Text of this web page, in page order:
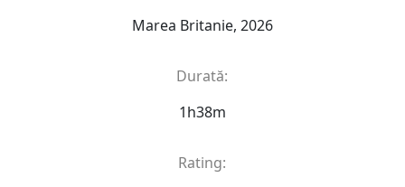
Marea Britanie, 2026
Durată:
1h38m
Rating: